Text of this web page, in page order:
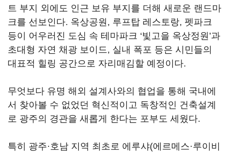
트 부지 외에도 인근 보유 부지를 더해 새로운 랜드마
크를 선보인다. 옥상공원, 루프탑 레스토랑, 펫파크
등이 어우러진 도심 속 테마파크 ‘빛고을 옥상정원’과
초대형 자연 채광 보이드, 실내 폭포 등은 시민들의
대표적 힐링 공간으로 자리매김할 예정이다.
무엇보다 유명 해외 설계사와의 협업을 통해 국내에
서 찾아볼 수 없었던 혁신적이고 독창적인 건축설계
로 광주의 경관을 새롭게 한다는 포부도 세웠다.
특히 광주·호남 지역 최초로 에루샤(에르메스·루이비